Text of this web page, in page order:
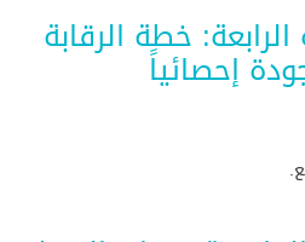
الرابعة: خطة الرقابة
إحصائياً